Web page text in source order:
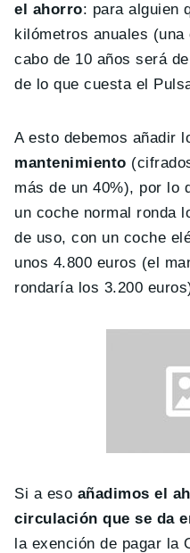
el ahorro: para alguien
kilómetros anuales
cabo de 10 años será de
de lo que cuesta el
A esto debemos añadir
mantenimiento
más de un 40%), por lo
un coche normal ronda
de uso, con un coche
unos 4.800 euros (el
rondaría los 3.200
Si a eso añadimos el
circulación que se da
la exención de pagar la